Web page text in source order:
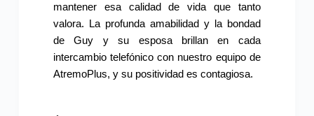
mantener esa calidad de vida que tanto
valora. La profunda amabilidad y la bondad
de Guy y su esposa brillan en cada
intercambio telefónico con nuestro equipo de
AtremoPlus, y su positividad es contagiosa.